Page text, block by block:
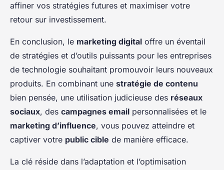
affiner vos stratégies futures et maximiser votre
retour sur investissement.
En conclusion, le marketing digital offre un éventail
de stratégies et d’outils puissants pour les entreprises
de technologie souhaitant promouvoir leurs nouveaux
produits. En combinant une stratégie de contenu
bien pensée, une utilisation judicieuse des réseaux
sociaux, des campagnes email personnalisées et le
marketing d’influence, vous pouvez atteindre et
captiver votre public cible de manière efficace.
La clé réside dans l’adaptation et l’optimisation